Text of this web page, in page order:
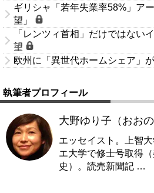
ギリシャ「若年失業率58%」ア
望」
「レンツィ首相」だけではない
望
欧州に「異世代ホームシェア」
執筆者プロフィール
大野ゆり子（おおの
エッセイスト。上智
エ大学で修士号取得
史）。読売新聞記 …